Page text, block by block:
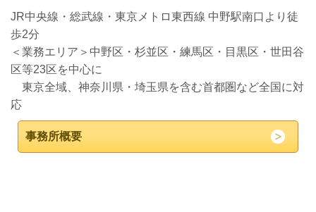
JR中央線・総武線・東京メトロ東西線 中野駅南口より徒
歩2分
＜業務エリア＞中野区・杉並区・練馬区・目黒区・世田谷
区等23区を中心に
東京全域、神奈川県・埼玉県を含む首都圏など全国に対
応
事務所概要